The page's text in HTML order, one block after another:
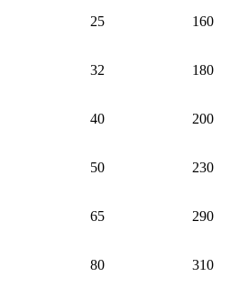
25 160
32 180
40 200
50 230
65 290
80 310